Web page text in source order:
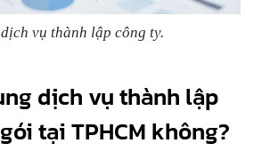
vụ thành lập công ty.
dịch vụ thành lập
tại TPHCM không?